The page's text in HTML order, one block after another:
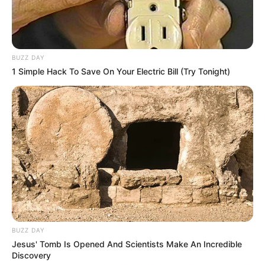
BUZZ DAY
1 Simple Hack To Save On Your Electric Bill (Try Tonight)
BUZZ DAY
Jesus' Tomb Is Opened And Scientists Make An Incredible
Discovery